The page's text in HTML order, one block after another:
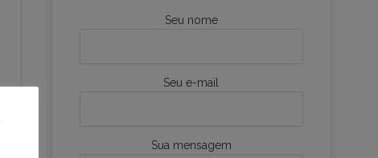
Seu nome
Seu e-mail
Sua mensagem